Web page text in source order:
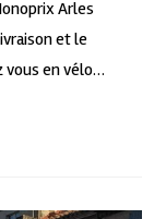
Arles
et le
vous en vélo…